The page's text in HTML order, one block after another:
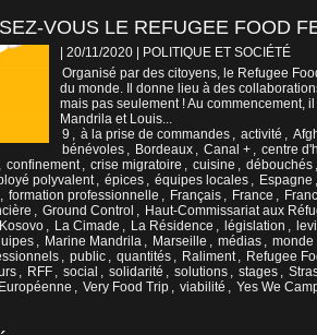
VOUS LE REFUGEE FOOD
| 20/11/2020
POLITIQUE ET SOCIÉTÉ
Organisé par des citoyens, le Refugee
du monde. Il donne lieu à des
mais pas seulement ! Au commencement,
Mandrila et Louis...
9 , à la prise de commandes , activité ,
bénévoles , Bordeaux , Canal + , centre
, confinement , crise migratoire , cuisine , débouchés ,
polyvalent , épices , équipes locales , Espagne ,
, formation professionnelle , Français , France ,
, Ground Control , Haut-Commissariat aux
Kosovo , La Cimade , La Résidence , législation ,
, Marine Mandrila , Marseille , médias , monde
, public , quantités , Raliment , Refugee
, RFF , social , solidarité , solutions , stages ,
, Very Food Trip , viabilité , Yes We